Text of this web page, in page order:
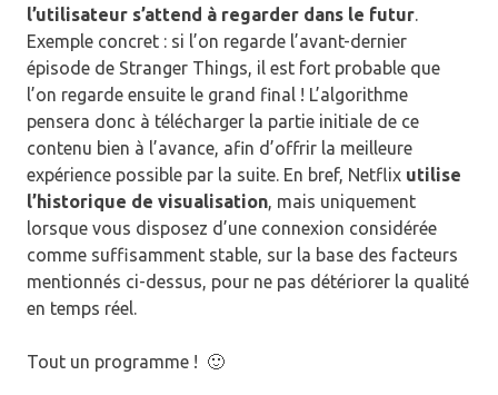
l’utilisateur s’attend à regarder dans le futur.
Exemple concret : si l’on regarde l’avant-dernier
épisode de Stranger Things, il est fort probable que
l’on regarde ensuite le grand final ! L’algorithme
pensera donc à télécharger la partie initiale de ce
contenu bien à l’avance, afin d’offrir la meilleure
expérience possible par la suite. En bref, Netflix utilise
l’historique de visualisation, mais uniquement
lorsque vous disposez d’une connexion considérée
comme suffisamment stable, sur la base des facteurs
mentionnés ci-dessus, pour ne pas détériorer la qualité
en temps réel.
Tout un programme ! 🙂